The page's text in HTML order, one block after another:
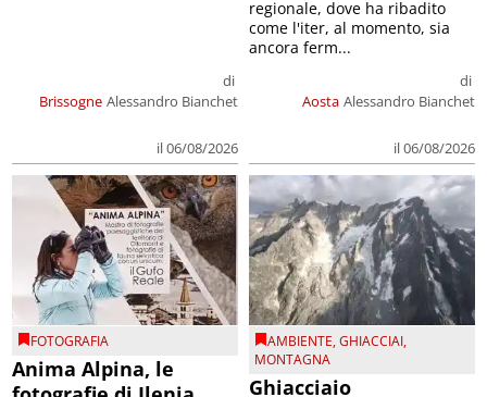
Brissogne
di
Alessandro Bianchet
il 06/08/2026
Aosta
di
Alessandro Bianchet
il 06/08/2026
regionale, dove ha ribadito
come l'iter, al momento, sia
ancora ferm...
FOTOGRAFIA
Anima Alpina, le
AMBIENTE,GHIACCIAI,
MONTAGNA
Ghiacciaio